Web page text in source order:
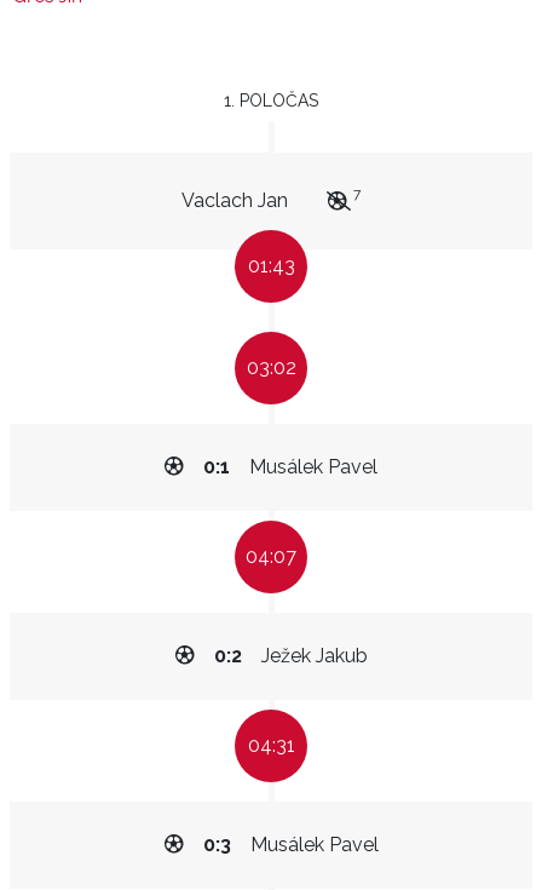
1. POLOČAS
Vaclach Jan 7
01:43
03:02
Musálek Pavel
0:1
04:07
Ježek Jakub
0:2
04:31
Musálek Pavel
0:3